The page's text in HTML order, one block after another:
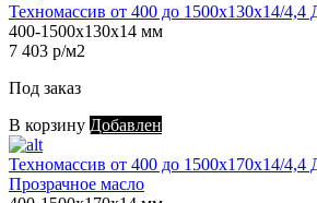
Техномассив от 400 до 1500х130х14/
400-1500х130х14 мм
7 403 р/м2
Под заказ
В корзину Добавлен
Техномассив от 400 до 1500х170х14/
Прозрачное масло